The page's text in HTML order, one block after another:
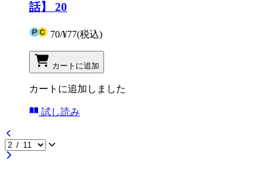
話】 20
70/¥77(税込)
カートに追加
カートに追加しました
試し読み